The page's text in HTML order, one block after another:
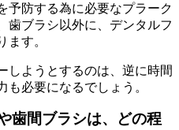
予防する為に必要なプラーク
歯ブラシ以外に、デンタルフ
ます。
しようとするのは、逆に時間
も必要になるでしょう。
歯間ブラシは、どの程